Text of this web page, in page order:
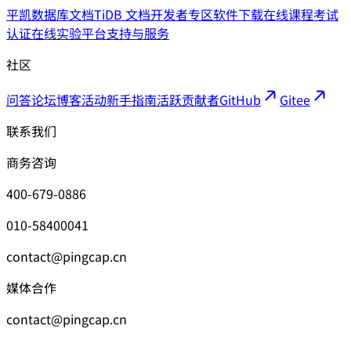
平凯数据库文档TiDB 文档开发者专区软件下载在线课程考试
认证在线实验平台支持与服务
社区
问答论坛博客活动新手指南活跃贡献者GitHub
Gitee
联系我们
商务咨询
400-679-0886
010-58400041
contact@pingcap.cn
媒体合作
contact@pingcap.cn